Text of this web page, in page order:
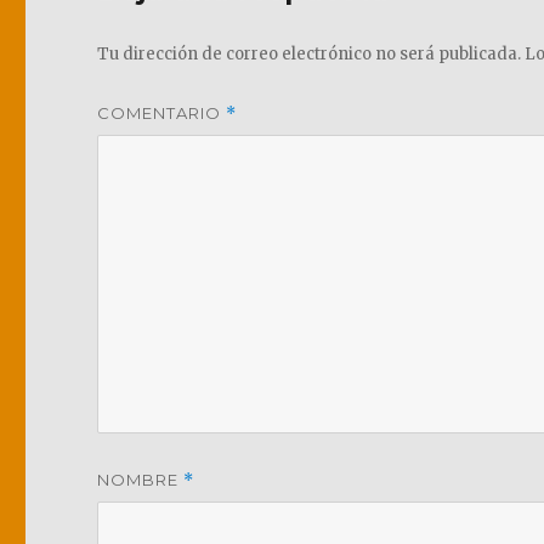
Tu dirección de correo electrónico no será publicada.
COMENTARIO *
NOMBRE *